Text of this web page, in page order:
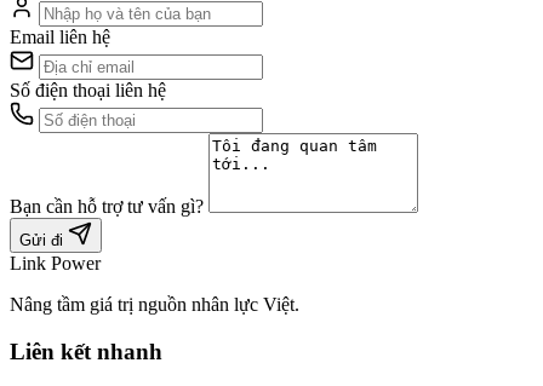
Email liên hệ
Số điện thoại liên hệ
Bạn cần hỗ trợ tư vấn gì?
Gửi đi
Link Power
Nâng tầm giá trị nguồn nhân lực Việt.
Liên kết nhanh